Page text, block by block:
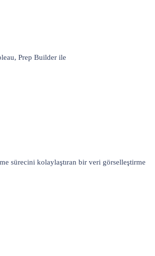
Prep Builder ile
sürecini kolaylaştıran bir veri görselleştirme